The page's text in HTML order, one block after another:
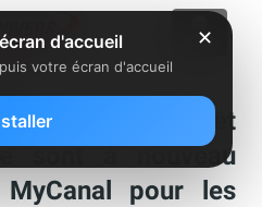
RMC Story et
sont à nouveau
pour les
✕
d'accueil
votre écran d'accueil